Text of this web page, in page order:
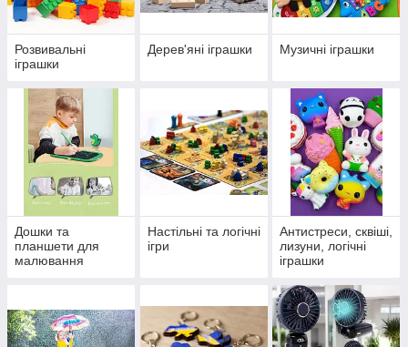
Розвивальні
іграшки
Дерев'яні іграшки Музичні іграшки
Дошки та
планшети для
малювання
Настільні та логічні
ігри
Антистреси, сквіші,
лизуни, логічні
іграшки